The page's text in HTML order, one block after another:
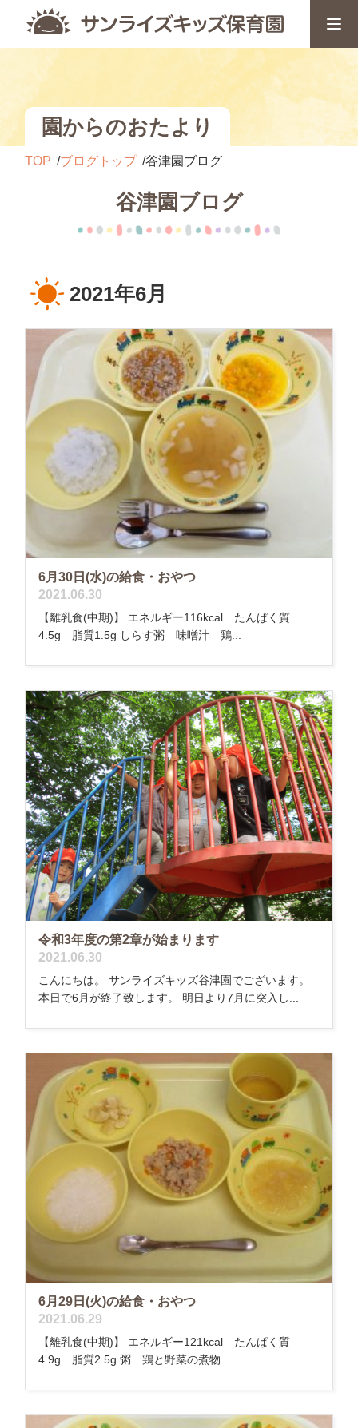
園からのおたより
TOP ブログトップ 谷津園ブログ
谷津園ブログ
2021年6月
6月30日(水)の給食・おやつ
2021.06.30
【離乳食(中期)】 エネルギー116kcal たんぱく質
4.5g 脂質1.5g しらす粥 味噌汁 鶏...
令和3年度の第2章が始まります
2021.06.30
こんにちは。 サンライズキッズ谷津園でございます。
本日で6月が終了致します。 明日より7月に突入し...
6月29日(火)の給食・おやつ
2021.06.29
【離乳食(中期)】 エネルギー121kcal たんぱく質
4.9g 脂質2.5g 粥 鶏と野菜の煮物 ...